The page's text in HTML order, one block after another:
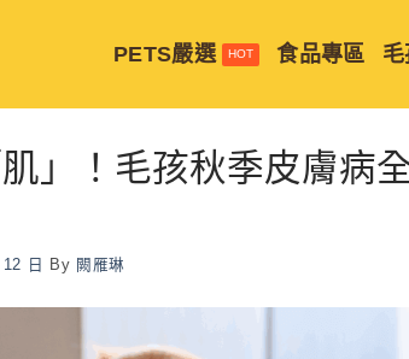
PETS嚴選 食品專區
」！毛孩秋季皮膚病
日 By 闕雁琳